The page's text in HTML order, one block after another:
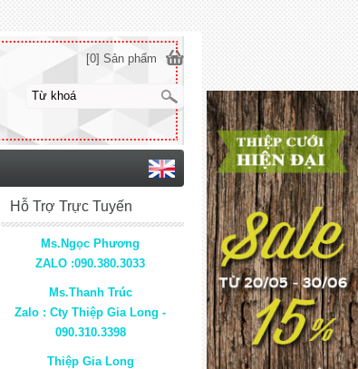
Hỗ Trợ Trực Tuyến
Ms.Ngọc Phương
ZALO :090.380.3033
Ms.Thanh Trúc
Zalo : Cty Thiệp Gia Long -
090.310.3398
Thiệp Gia Long
[0] Sản phẩm